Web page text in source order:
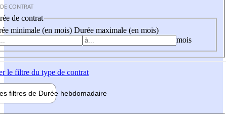
CONTRAT
de contrat
minimale (en mois) Durée maximale (en mois)
mois
le filtre du type de contrat
filtres de Durée hebdomadaire